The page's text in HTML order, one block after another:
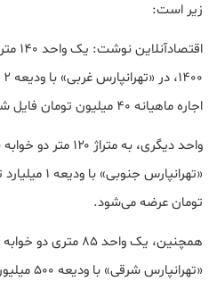
زیر است:
اجاره ماهیانه ۴۰ میلیون تومان فایل شده است.
تومان عرضه می‌شود.